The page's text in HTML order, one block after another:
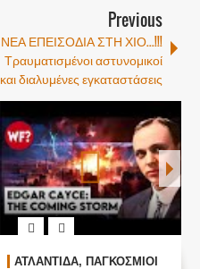
Previous
ΝΕΑ ΕΠΕΙΣΟΔΙΑ ΣΤΗ ΧΙΟ...!!!
Τραυματισμένοι αστυνομικοί
και διαλυμένες εγκαταστάσεις
ΑΤΛΑΝΤΙΔΑ, ΠΑΓΚΟΣΜΙΟΙ